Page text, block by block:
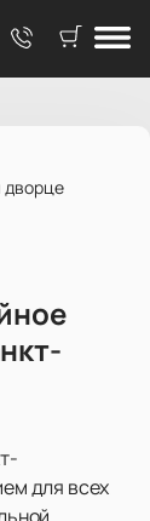
дворце
для всех